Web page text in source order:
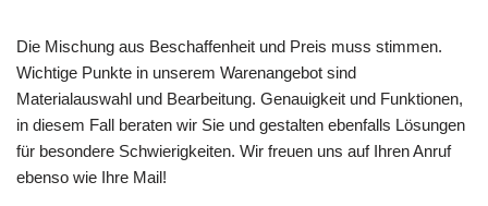
Die Mischung aus Beschaffenheit und Preis muss stimmen.
Wichtige Punkte in unserem Warenangebot sind
Materialauswahl und Bearbeitung. Genauigkeit und Funktionen,
in diesem Fall beraten wir Sie und gestalten ebenfalls Lösungen
für besondere Schwierigkeiten. Wir freuen uns auf Ihren Anruf
ebenso wie Ihre Mail!